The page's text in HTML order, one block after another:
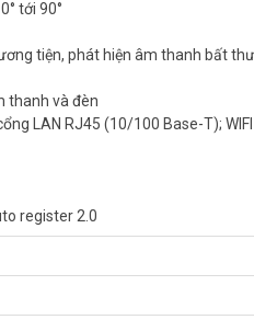
lượng hình ảnh rõ nét gấp đôi so
khi cần xác định đối tượng.
tới 90°
tiện, phát hiện âm thanh bất
thanh và đèn
LAN RJ45 (10/100 Base-T); WIFI
register 2.0